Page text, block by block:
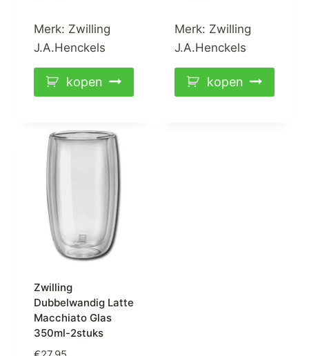
Merk: Zwilling
J.A.Henckels
kopen
Merk: Zwilling
J.A.Henckels
kopen
Zwilling
Dubbelwandig Latte
Macchiato Glas
350ml-2stuks